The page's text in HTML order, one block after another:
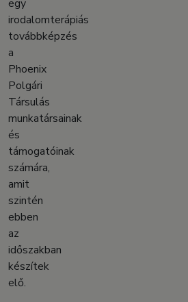
egy
irodalomterápiás
továbbképzés
a
Phoenix
Polgári
Társulás
munkatársainak
és
támogatóinak
számára,
amit
szintén
ebben
az
időszakban
készítek
elő.